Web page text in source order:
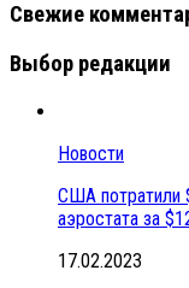
Свежие
Выбор редакции
Новости
США потратили
аэростата за
17.02.2023